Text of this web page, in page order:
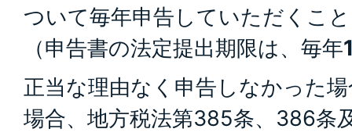
ついて毎年申告していただくこ
（申告書の法定提出期限は、毎年
正当な理由なく申告しなかった
場合、地方税法第385条、386条